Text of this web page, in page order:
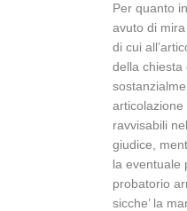
Per quanto
avuto di
di cui
della chiesta
ravvisabili
giudice,
la eventuale
probatorio
sicche’ la